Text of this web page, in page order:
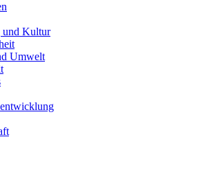
und Kultur
Umwelt